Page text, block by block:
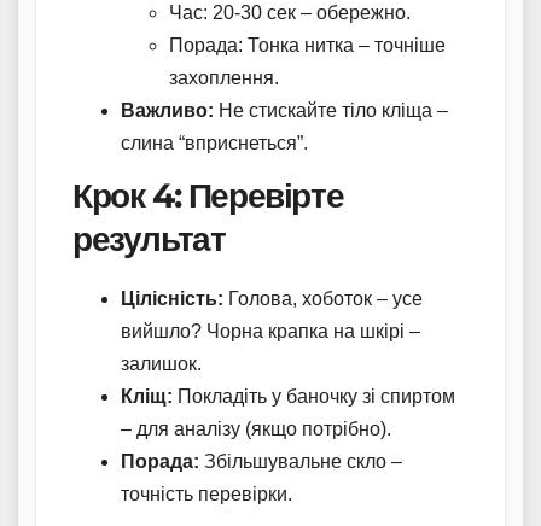
Час: 20-30 сек – обережно.
Порада: Тонка нитка – точніше
захоплення.
Важливо: Не стискайте тіло кліща –
слина “вприснеться”.
Крок 4: Перевірте
результат
Цілісність: Голова, хоботок – усе
вийшло? Чорна крапка на шкірі –
залишок.
Кліщ: Покладіть у баночку зі спиртом
– для аналізу (якщо потрібно).
Порада: Збільшувальне скло –
точність перевірки.